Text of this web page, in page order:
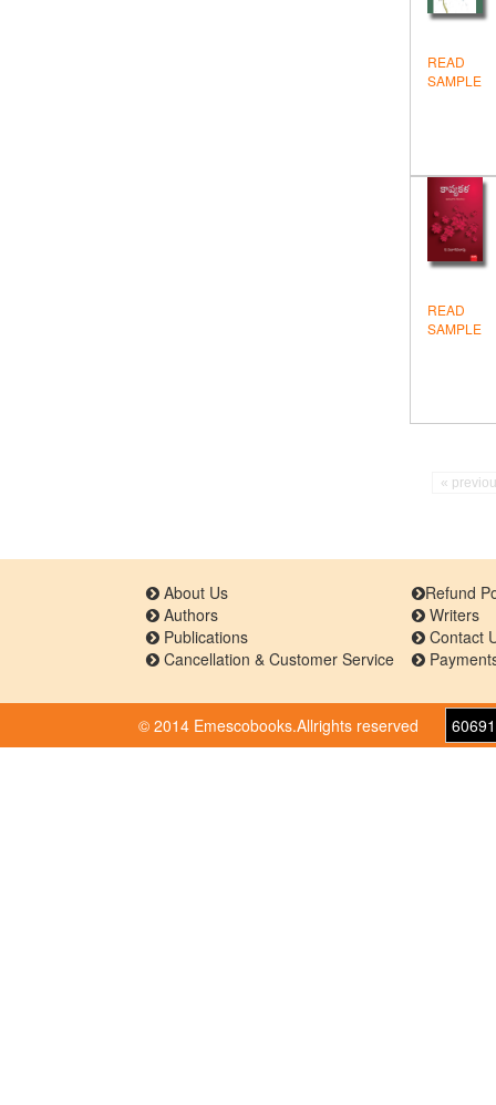
READ
SAMPLE
READ
SAMPLE
«
About Us
Authors
Publications
Cancellation & Customer Service
Refund
Writers
Contact
© 2014 Emescobooks.Allrights reserved
60691